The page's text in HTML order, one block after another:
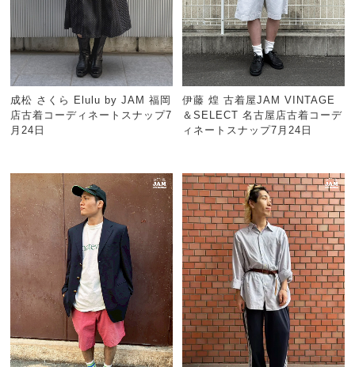
成松 さくら Elulu by JAM 福岡
店古着コーディネートスナップ7
月24日
伊藤 煌 古着屋JAM VINTAGE
＆SELECT 名古屋店古着コーデ
ィネートスナップ7月24日